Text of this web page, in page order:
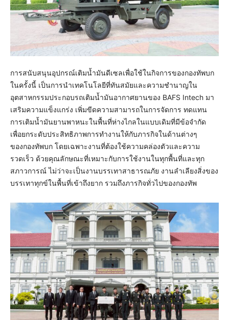
การสนับสนุนอุปกรณ์เติมน้ำมันดีเซลเพื่อใช้ในกิจการของกองทัพบก
ในครั้งนี้ เป็นการนำเทคโนโลยีที่ทันสมัยและความชำนาญใน
อุตสาหกรรมประกอบรถเติมน้ำมันอากาศยานของ BAFS Intech มา
เสริมความแข็งแกร่ง เพิ่มขีดความสามารถในการจัดการ ทดแทน
การเติมน้ำมันยานพาหนะในพื้นที่ห่างไกลในแบบเดิมที่มีข้อจำกัด
เพื่อยกระดับประสิทธิภาพการทำงานให้กับภารกิจในด้านต่างๆ
ของกองทัพบก โดยเฉพาะงานที่ต้องใช้ความคล่องตัวและความ
รวดเร็ว ด้วยคุณลักษณะที่เหมาะกับการใช้งานในทุกพื้นที่และทุก
สภาวการณ์ ไม่ว่าจะเป็นงานบรรเทาสาธารณภัย งานลำเลียงสิ่งของ
บรรเทาทุกข์ในพื้นที่เข้าถึงยาก รวมถึงภารกิจทั่วไปของกองทัพ